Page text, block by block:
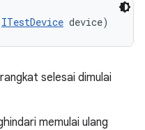
ITestDevice device)
selesai dimulai
memulai ulang